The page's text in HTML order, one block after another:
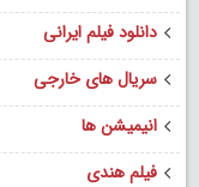
دانلود فیلم ایرانی
سریال های خارجی
انیمیشن ها
فیلم هندی